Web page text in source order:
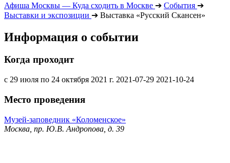
Афиша Москвы — Куда сходить в Москве ➔ События ➔
Выставки и экспозиции ➔ Выставка «Русский Скансен»
Информация о событии
Когда проходит
с 29 июля по 24 октября 2021 г. 2021-07-29 2021-10-24
Место проведения
Музей-заповедник «Коломенское»
Москва, пр. Ю.В. Андропова, д. 39